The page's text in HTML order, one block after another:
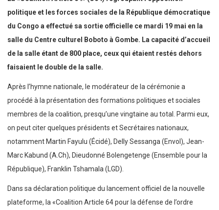
politique et les forces sociales de la République démocratique
du Congo a effectué sa sortie officielle ce mardi 19 mai en la
salle du Centre culturel Boboto à Gombe. La capacité d’accueil
de la salle étant de 800 place, ceux qui étaient restés dehors
faisaient le double de la salle.
Après l’hymne nationale, le modérateur de la cérémonie a
procédé à la présentation des formations politiques et sociales
membres de la coalition, presqu’une vingtaine au total. Parmi eux,
on peut citer quelques présidents et Secrétaires nationaux,
notamment Martin Fayulu (Écidé), Delly Sessanga (Envol), Jean-
Marc Kabund (A.Ch), Dieudonné Bolengetenge (Ensemble pour la
République), Franklin Tshamala (LGD).
Dans sa déclaration politique du lancement officiel de la nouvelle
plateforme, la «Coalition Article 64 pour la défense de l’ordre